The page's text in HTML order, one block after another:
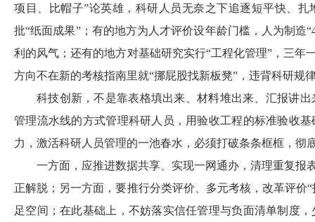
项目、比帽子”论英雄，科研人员无奈之下追逐短平快、
批“纸面成果”；有的地方为人才评价设年龄门槛，人为制造
利的风气；还有的地方对基础研究实行“工程化管理”，三
方向不在新的考核指南里就“挪屁股找新板凳”，违背科研规
科技创新，不是靠表格填出来、材料堆出来、汇报讲
管理流水线的方式管理科研人员，用验收工程的标准验收
力，激活科研人员管理的一池春水，必须打破条条框框，彻
一方面，应推进数据共享、实现一网通办，清理重复报
正解脱；另一方面，要推行分类评价、多元考核，改革评价
足空间；在此基础上，不妨落实信任管理与负面清单制度